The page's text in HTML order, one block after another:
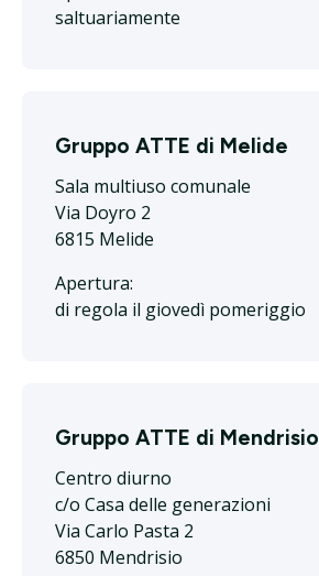
saltuariamente
Gruppo ATTE di Melide
Sala multiuso comunale
Via Doyro 2
6815 Melide
Apertura:
di regola il giovedì pomeriggio
Gruppo ATTE di Mendrisio
Centro diurno
c/o Casa delle generazioni
Via Carlo Pasta 2
6850 Mendrisio